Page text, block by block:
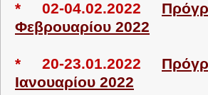
* 02-04.02.2022
Φεβρουαρίου 2022
* 20-23.01.2022
Ιανουαρίου 2022